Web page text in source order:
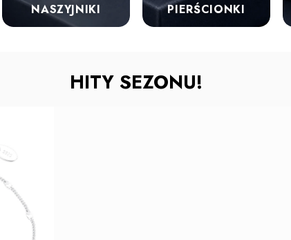
NASZYJNIKI PIERŚCIONKI
HITY SEZONU!